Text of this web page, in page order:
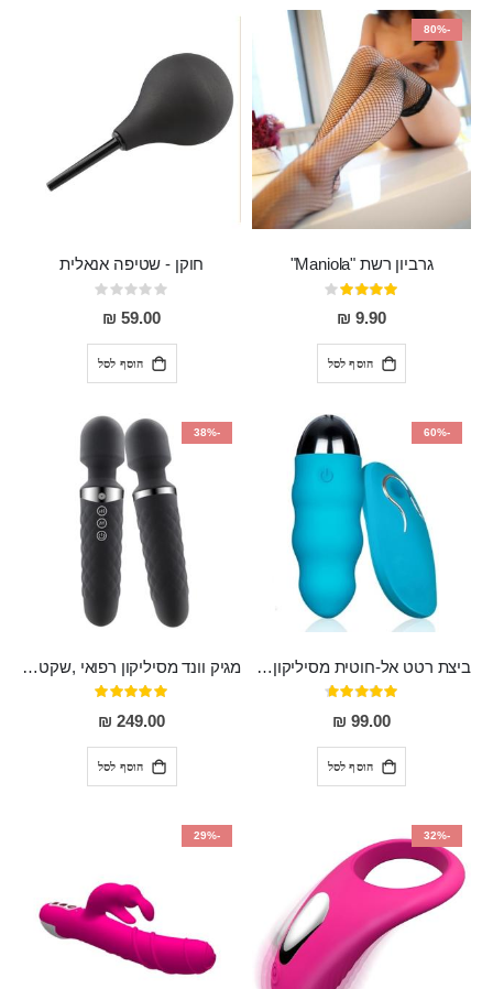
-80%
גרביון רשת "Maniola"
דירוג:
80%
9.90 ₪
הוסף לסל
חוקן - שטיפה אנאלית
Rating:
0%
59.00 ₪
הוסף לסל
-60%
ביצת רטט אל-חוטית מסיליקון רפואי בגודל של 8 ס"מ ורוחב 3 ס"מ בעלת 20 מהירויות שונות "ENKI"
דירוג:
93%
99.00 ₪
הוסף לסל
-38%
מגיק וונד מסיליקון רפואי ,שקט במיוחד, נטען בעל 10 מהירויות שונות "Erna"
דירוג:
100%
249.00 ₪
הוסף לסל
-32%
-29%